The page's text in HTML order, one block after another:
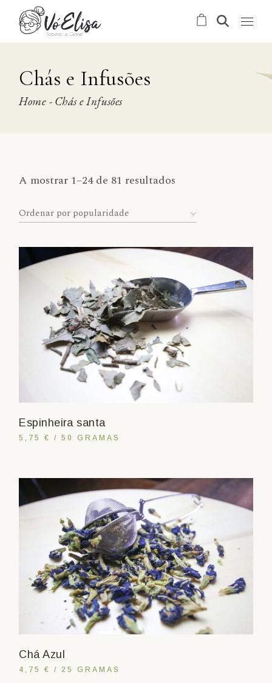
content
Chás e Infusões
Home Chás e Infusões
A mostrar 1–24 de 81 resultados
Ordenar por popularidade
Espinheira santa
5,75 € / 50 GRAMAS
Chá Azul
4,75 € / 25 GRAMAS